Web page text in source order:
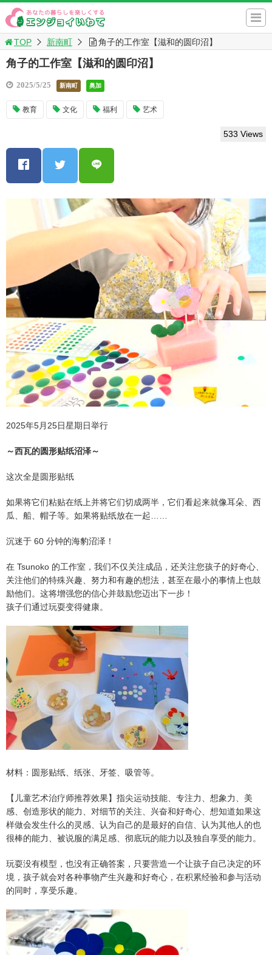
TOP 新南町 角子的工作室【滋和的圆印沼】
角子的工作室【滋和的圆印沼】
2025/5/25 新南町 奥加
教育 文化 福利 艺术
533 Views
2025年5月25日星期日举行
～西瓦的圆形贴纸沼泽～
这次全是圆形贴纸
如果将它们粘贴在纸上并将它们切成两半，它们看起来就像耳朵、西
瓜、船、帽子等。如果将贴纸放在一起……
沉迷于 60 分钟的海豹沼泽！
在 Tsunoko 的工作室，我们不仅关注成品，还关注您孩子的好奇心、
关注他们的特殊兴趣、努力和有趣的想法，甚至在最小的事情上也鼓
励他们。这将增强您的信心并鼓励您迈出下一步！
孩子们通过玩耍变得健康。
材料：圆形贴纸、纸张、牙签、吸管等。
【儿童艺术治疗师推荐效果】指尖运动技能、专注力、想象力、美
感、创造形状的能力、对细节的关注、兴奋和好奇心、想知道如果这
样做会发生什么的灵感、认为自己的是最好的自信、认为其他人的也
很棒的能力、被说服的满足感、彻底玩的能力以及独自享受的能力。
玩耍没有模型，也没有正确答案，只要营造一个让孩子自己决定的环
境，孩子就会对各种事物产生兴趣和好奇心，在积累经验和参与活动
的同时，享受乐趣。